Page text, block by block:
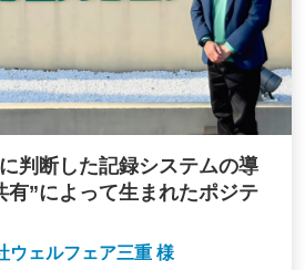
判断した記録システムの導
有”によって生まれたポジテ
ウェルフェア三重 様